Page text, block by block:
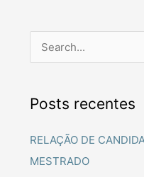
q
u
i
Posts recentes
RELAÇÃO DE
MESTRADO